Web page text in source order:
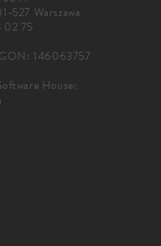
527 Warszawa
02 75
146063757
House: